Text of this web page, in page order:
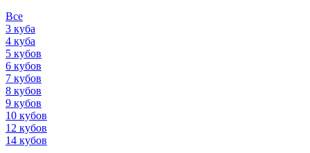
Все
3 куба
4 куба
5 кубов
6 кубов
7 кубов
8 кубов
9 кубов
10 кубов
12 кубов
14 кубов